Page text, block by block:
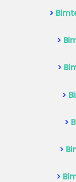
>
>
>
>
>
>
>